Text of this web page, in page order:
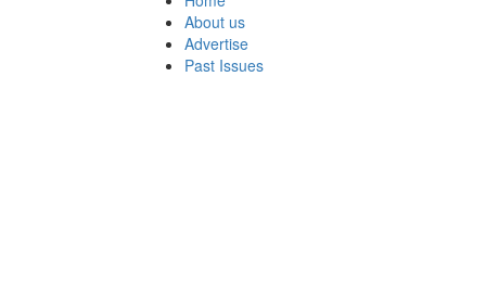
About us
Advertise
Past Issues